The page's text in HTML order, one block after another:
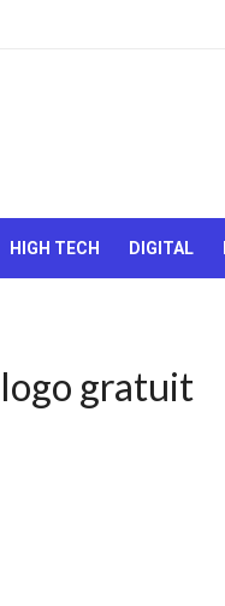
HIGH TECH DIGITAL
gratuit